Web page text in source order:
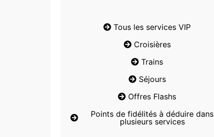
Tous les services VIP
Croisières
Trains
Séjours
Offres Flashs
Points de fidélités à déduire dans
plusieurs services